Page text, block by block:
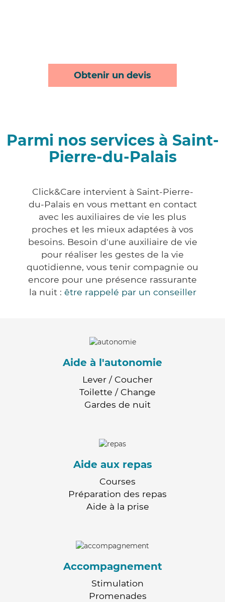
Obtenir un devis
Parmi nos services à Saint-
Pierre-du-Palais
Click&Care intervient à Saint-Pierre-
du-Palais en vous mettant en contact
avec les auxiliaires de vie les plus
proches et les mieux adaptées à vos
besoins. Besoin d'une auxiliaire de vie
pour réaliser les gestes de la vie
quotidienne, vous tenir compagnie ou
encore pour une présence rassurante
la nuit : être rappelé par un conseiller
Aide à l'autonomie
Lever / Coucher
Toilette / Change
Gardes de nuit
Aide aux repas
Courses
Préparation des repas
Aide à la prise
Accompagnement
Stimulation
Promenades